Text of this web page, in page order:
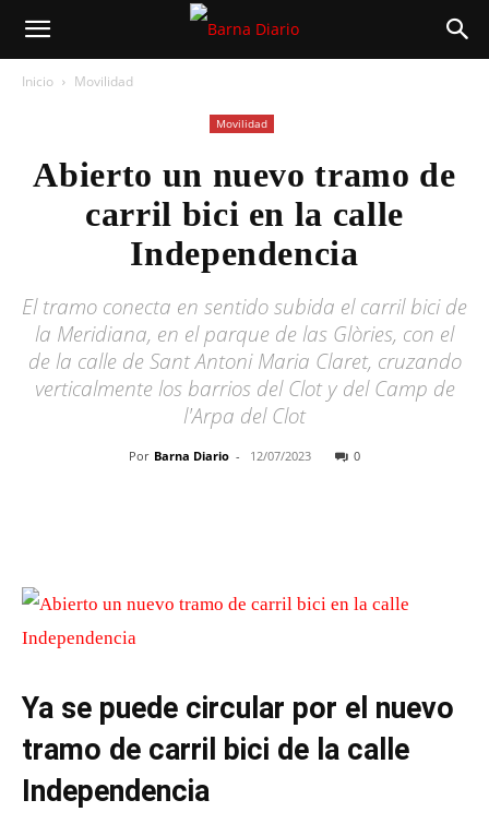
Inicio Movilidad
Movilidad
Abierto un nuevo tramo de
carril bici en la calle
Independencia
El tramo conecta en sentido subida el carril bici de
la Meridiana, en el parque de las Glòries, con el
de la calle de Sant Antoni Maria Claret, cruzando
verticalmente los barrios del Clot y del Camp de
l'Arpa del Clot
Por Barna Diario - 12/07/2023 0
Ya se puede circular por el nuevo
tramo de carril bici de la calle
Independencia